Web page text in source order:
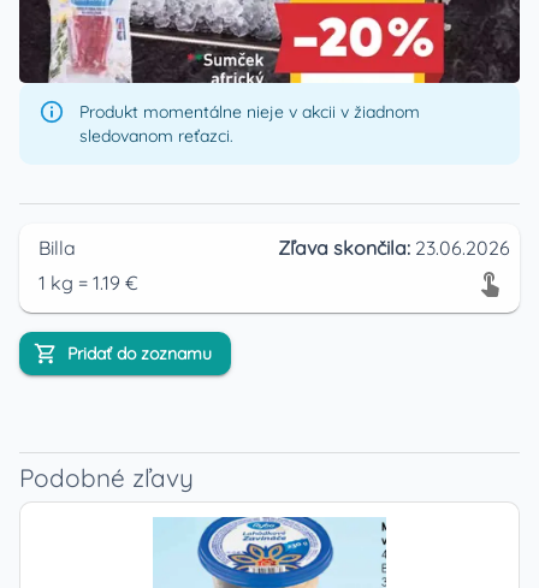
Produkt momentálne nieje v akcii v žiadnom
sledovanom reťazci.
Billa Zľava skončila: 23.06.2026
1 kg = 1.19 €
Pridať do zoznamu
Podobné zľavy